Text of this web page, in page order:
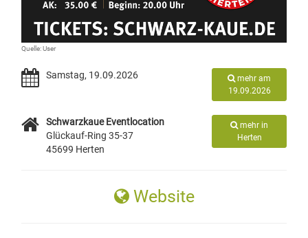
Quelle: User
Samstag, 19.09.2026
mehr am
19.09.2026
Schwarzkaue Eventlocation
Glückauf-Ring 35-37
45699 Herten
mehr in
Herten
Website